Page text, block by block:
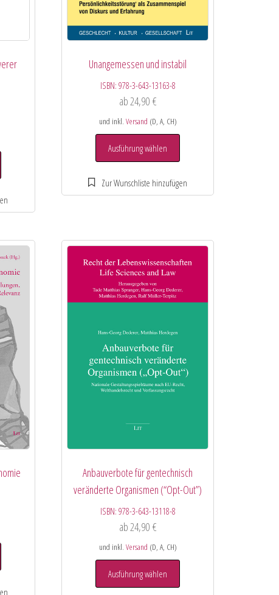
Unangemessen und instabil
ISBN: 978-3-643-13163-8
ab 24,90 €
und inkl. Versand (D, A, CH)
Ausführung wählen
Anbauverbote für gentechnisch
veränderte Organismen (“Opt-Out”)
ISBN: 978-3-643-13118-8
ab24,90 €
und inkl. Versand (D, A, CH)
Ausführung wählen